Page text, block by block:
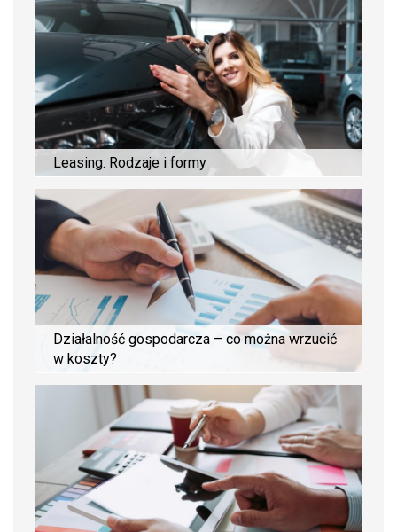
Leasing. Rodzaje i formy
Działalność gospodarcza – co można wrzucić
w koszty?